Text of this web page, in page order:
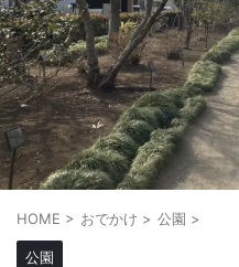
HOME > おでかけ > 公園 >
公園